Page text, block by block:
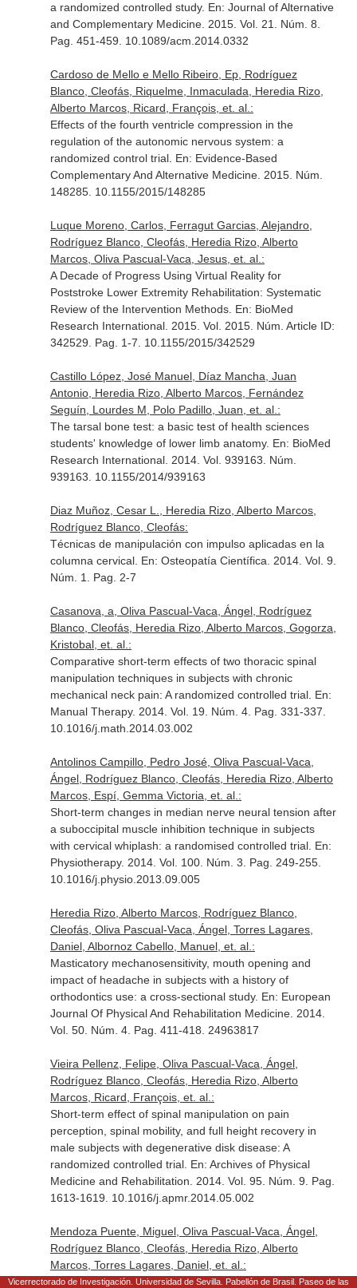
a randomized controlled study. En: Journal of Alternative
and Complementary Medicine. 2015. Vol. 21. Núm. 8.
Pag. 451-459. 10.1089/acm.2014.0332
Cardoso de Mello e Mello Ribeiro, Ep, Rodríguez
Blanco, Cleofás, Riquelme, Inmaculada, Heredia Rizo,
Alberto Marcos, Ricard, François, et. al.:
Effects of the fourth ventricle compression in the
regulation of the autonomic nervous system: a
randomized control trial. En: Evidence-Based
Complementary And Alternative Medicine. 2015. Núm.
148285. 10.1155/2015/148285
Luque Moreno, Carlos, Ferragut Garcias, Alejandro,
Rodríguez Blanco, Cleofás, Heredia Rizo, Alberto
Marcos, Oliva Pascual-Vaca, Jesus, et. al.:
A Decade of Progress Using Virtual Reality for
Poststroke Lower Extremity Rehabilitation: Systematic
Review of the Intervention Methods. En: BioMed
Research International. 2015. Vol. 2015. Núm. Article ID:
342529. Pag. 1-7. 10.1155/2015/342529
Castillo López, José Manuel, Díaz Mancha, Juan
Antonio, Heredia Rizo, Alberto Marcos, Fernández
Seguín, Lourdes M, Polo Padillo, Juan, et. al.:
The tarsal bone test: a basic test of health sciences
students' knowledge of lower limb anatomy. En: BioMed
Research International. 2014. Vol. 939163. Núm.
939163. 10.1155/2014/939163
Diaz Muñoz, Cesar L., Heredia Rizo, Alberto Marcos,
Rodríguez Blanco, Cleofás:
Técnicas de manipulación con impulso aplicadas en la
columna cervical. En: Osteopatía Científica . 2014. Vol. 9.
Núm. 1. Pag. 2-7
Casanova, a, Oliva Pascual-Vaca, Ángel, Rodríguez
Blanco, Cleofás, Heredia Rizo, Alberto Marcos, Gogorza,
Kristobal, et. al.:
Comparative short-term effects of two thoracic spinal
manipulation techniques in subjects with chronic
mechanical neck pain: A randomized controlled trial. En:
Manual Therapy. 2014. Vol. 19. Núm. 4. Pag. 331-337.
10.1016/j.math.2014.03.002
Antolinos Campillo, Pedro José, Oliva Pascual-Vaca,
Ángel, Rodríguez Blanco, Cleofás, Heredia Rizo, Alberto
Marcos, Espí, Gemma Victoria, et. al.:
Short-term changes in median nerve neural tension after
a suboccipital muscle inhibition technique in subjects
with cervical whiplash: a randomised controlled trial. En:
Physiotherapy. 2014. Vol. 100. Núm. 3. Pag. 249-255.
10.1016/j.physio.2013.09.005
Heredia Rizo, Alberto Marcos, Rodríguez Blanco,
Cleofás, Oliva Pascual-Vaca, Ángel, Torres Lagares,
Daniel, Albornoz Cabello, Manuel, et. al.:
Masticatory mechanosensitivity, mouth opening and
impact of headache in subjects with a history of
orthodontics use: a cross-sectional study. En: European
Journal Of Physical And Rehabilitation Medicine. 2014.
Vol. 50. Núm. 4. Pag. 411-418. 24963817
Vieira Pellenz, Felipe, Oliva Pascual-Vaca, Ángel,
Rodríguez Blanco, Cleofás, Heredia Rizo, Alberto
Marcos, Ricard, François, et. al.:
Short-term effect of spinal manipulation on pain
perception, spinal mobility, and full height recovery in
male subjects with degenerative disk disease: A
randomized controlled trial. En: Archives of Physical
Medicine and Rehabilitation . 2014. Vol. 95. Núm. 9. Pag.
1613-1619. 10.1016/j.apmr.2014.05.002
Mendoza Puente, Miguel, Oliva Pascual-Vaca, Ángel,
Rodríguez Blanco, Cleofás, Heredia Rizo, Alberto
Marcos, Torres Lagares, Daniel, et. al.:
Risk of headache, temporomandibular dysfunction, and
Vicerrectorado de Investigación. Universidad de Sevilla. Pabellón de Brasil. Paseo de las